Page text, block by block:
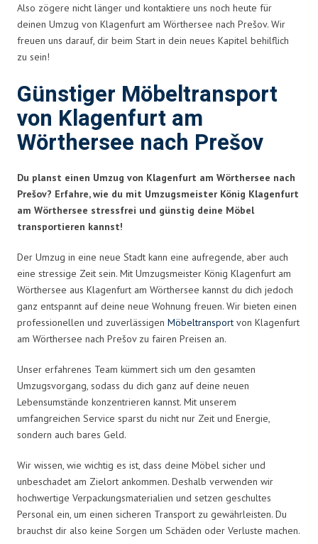
Also zögere nicht länger und kontaktiere uns noch heute für
deinen Umzug von Klagenfurt am Wörthersee nach Prešov. Wir
freuen uns darauf, dir beim Start in dein neues Kapitel behilflich
zu sein!
Günstiger Möbeltransport
von Klagenfurt am
Wörthersee nach Prešov
Du planst einen Umzug von Klagenfurt am Wörthersee nach
Prešov? Erfahre, wie du mit Umzugsmeister König Klagenfurt
am Wörthersee stressfrei und günstig deine Möbel
transportieren kannst!
Der Umzug in eine neue Stadt kann eine aufregende, aber auch
eine stressige Zeit sein. Mit Umzugsmeister König Klagenfurt am
Wörthersee aus Klagenfurt am Wörthersee kannst du dich jedoch
ganz entspannt auf deine neue Wohnung freuen. Wir bieten einen
professionellen und zuverlässigen Möbeltransport von Klagenfurt
am Wörthersee nach Prešov zu fairen Preisen an.
Unser erfahrenes Team kümmert sich um den gesamten
Umzugsvorgang, sodass du dich ganz auf deine neuen
Lebensumstände konzentrieren kannst. Mit unserem
umfangreichen Service sparst du nicht nur Zeit und Energie,
sondern auch bares Geld.
Wir wissen, wie wichtig es ist, dass deine Möbel sicher und
unbeschadet am Zielort ankommen. Deshalb verwenden wir
hochwertige Verpackungsmaterialien und setzen geschultes
Personal ein, um einen sicheren Transport zu gewährleisten. Du
brauchst dir also keine Sorgen um Schäden oder Verluste machen.